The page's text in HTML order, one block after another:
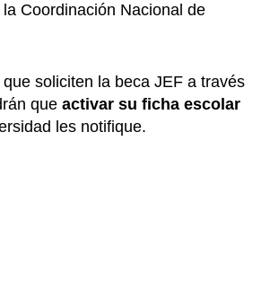
Coordinación Nacional de
soliciten la beca JEF a través
que activar su ficha escolar
les notifique.